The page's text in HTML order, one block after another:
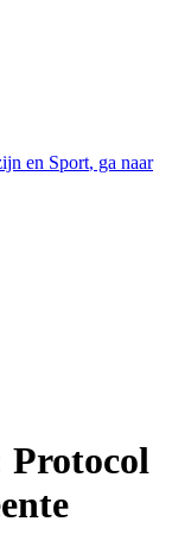
en Sport, ga naar
Protocol